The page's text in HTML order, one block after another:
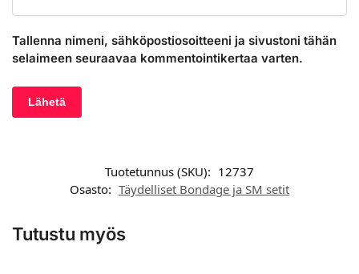
Tallenna nimeni, sähköpostiosoitteeni ja sivustoni tähän
selaimeen seuraavaa kommentointikertaa varten.
Tuotetunnus (SKU): 12737
Osasto: Täydelliset Bondage ja SM setit
Tutustu myös